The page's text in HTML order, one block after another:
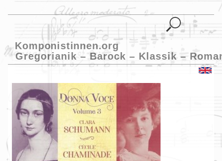
Komponistinnen.org
Gregorianik – Barock – Klassik –